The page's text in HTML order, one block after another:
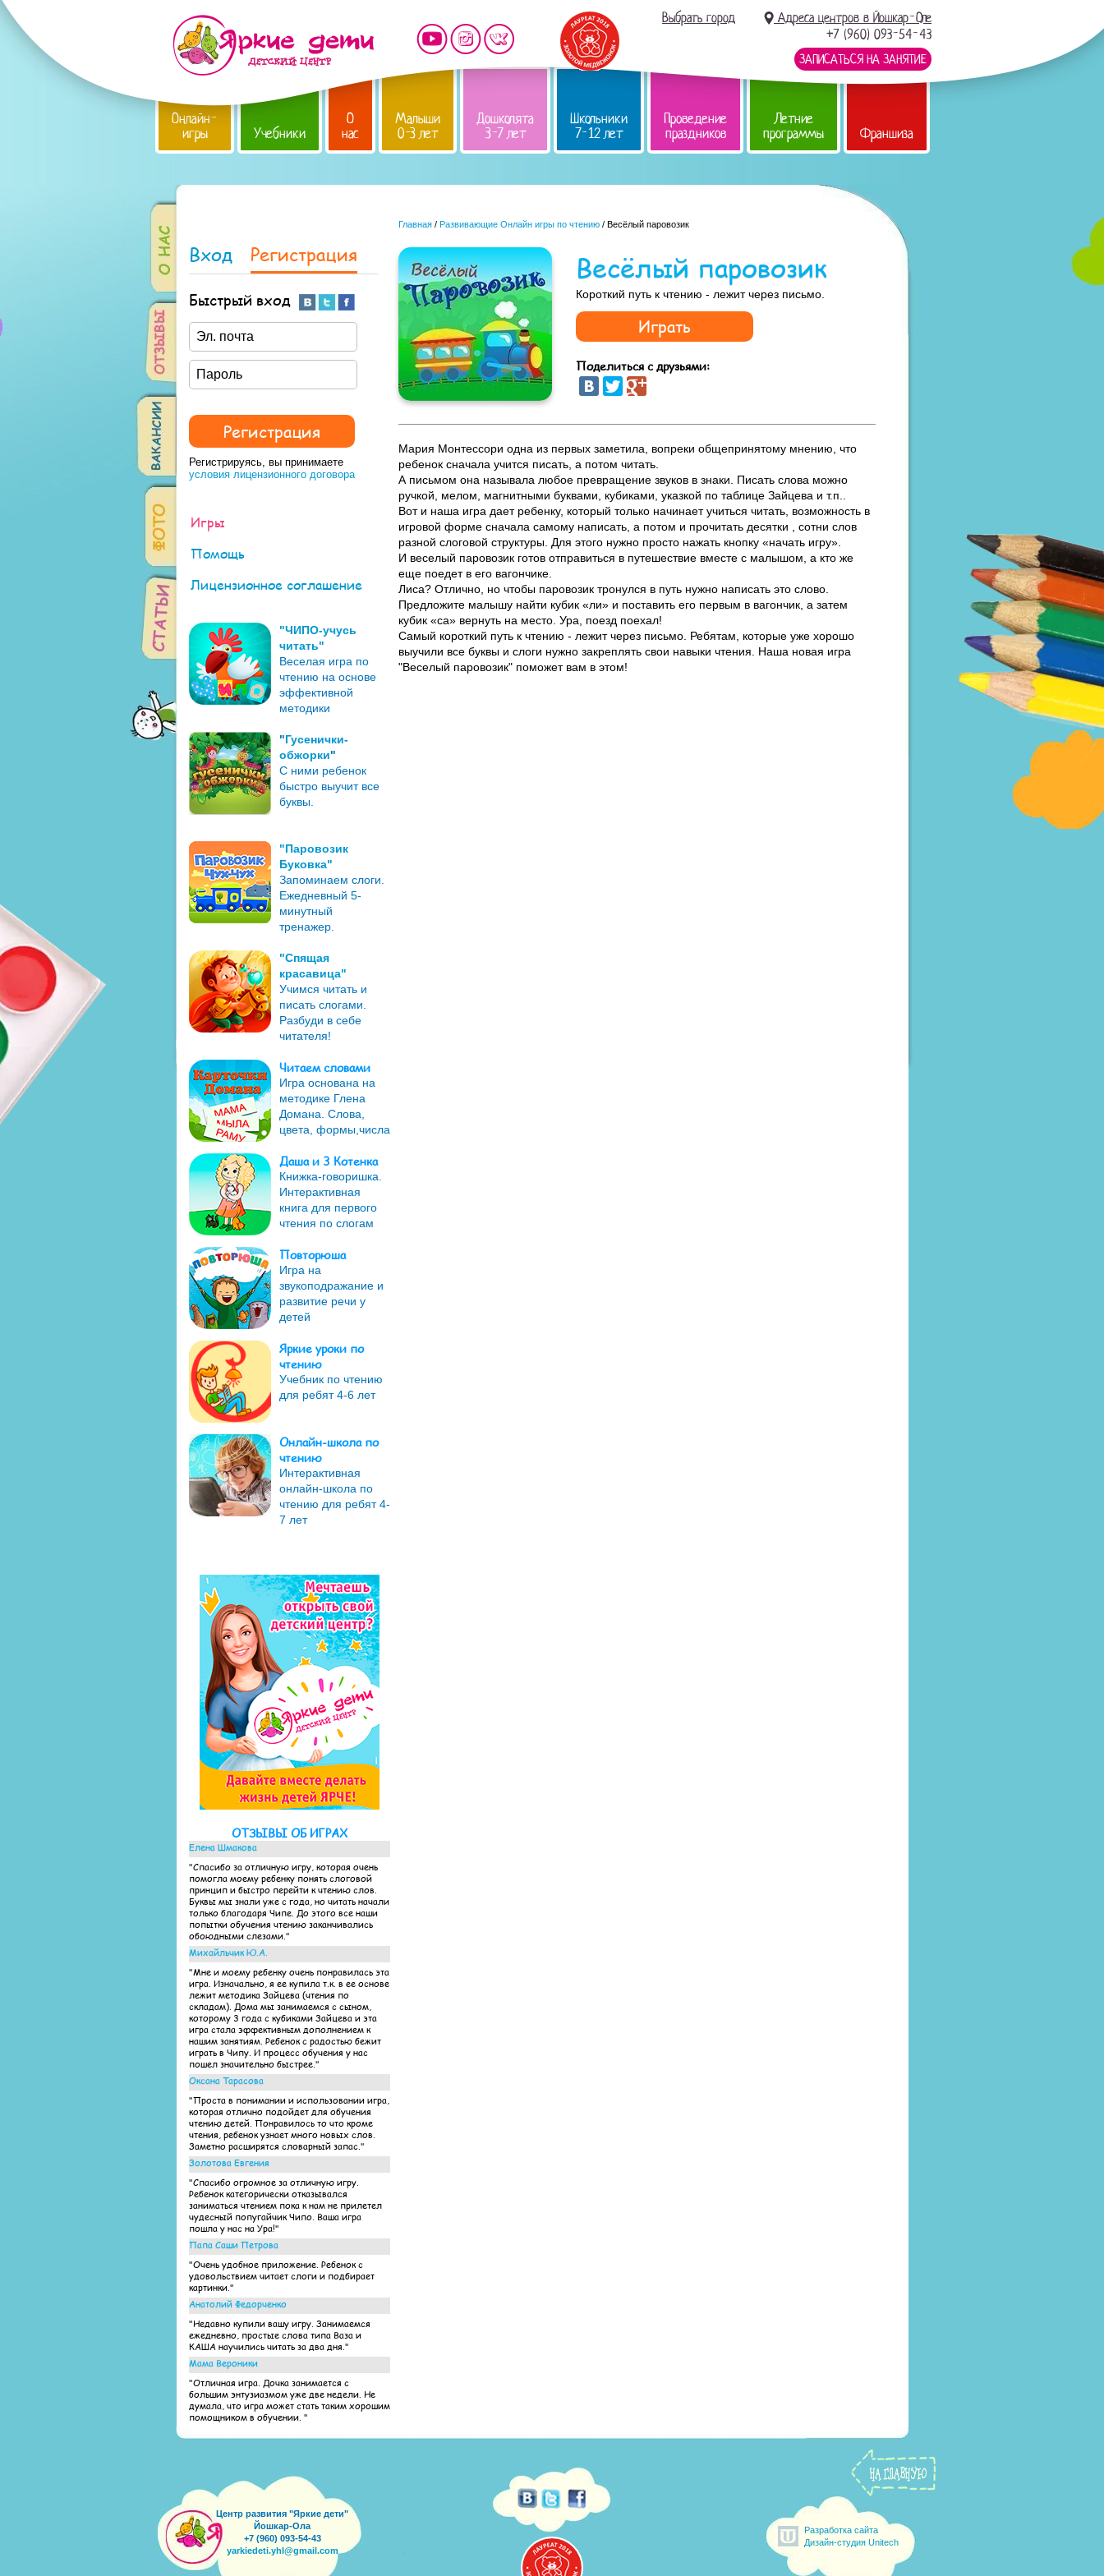
Выбрать город
Адреса центров в Йошкар-Оле
+7 (960) 093-54-43
ЗАПИСАТЬСЯ НА ЗАНЯТИЕ
Онлайн-
игры Учебники
О
нас
Малыши
0-3 лет
Дошколята
3-7 лет
Школьники
7-12 лет
Проведение
праздников
Летние
программы Франшиза
Вход Регистрация
Быстрый вход
Регистрируясь, вы принимаете
условия лицензионного договора
Игры
Помощь
Лицензионное соглашение
"ЧИПО-учусь
читать"
Веселая игра по
чтению на основе
эффективной
методики
"Гусенички-
обжорки"
С ними ребенок
быстро выучит все
буквы.
"Паровозик
Буковка"
Запоминаем слоги.
Ежедневный 5-
минутный
тренажер.
"Спящая
красавица"
Учимся читать и
писать слогами.
Разбуди в себе
читателя!
Читаем словами
Игра основана на
методике Глена
Домана. Слова,
цвета, формы,числа
Даша и 3 Котенка
Книжка-говоришка.
Интерактивная
книга для первого
чтения по слогам
Повторюша
Игра на
звукоподражание и
развитие речи у
детей
Яркие уроки по
чтению
Учебник по чтению
для ребят 4-6 лет
Онлайн-школа по
чтению
Интерактивная
онлайн-школа по
чтению для ребят 4-
7 лет
ОТЗЫВЫ ОБ ИГРАХ
Елена Шмакова
"Спасибо за отличную игру, которая очень
помогла моему ребенку понять слоговой
принцип и быстро перейти к чтению слов.
Буквы мы знали уже с года, но читать начали
только благодаря Чипе. До этого все наши
попытки обучения чтению заканчивались
обоюдными слезами."
Михайльчик Ю.А.
"Мне и моему ребенку очень понравилась эта
игра. Изначально, я ее купила т.к. в ее основе
лежит методика Зайцева (чтения по
складам). Дома мы занимаемся с сыном,
которому 3 года с кубиками Зайцева и эта
игра стала эффективным дополнением к
нашим занятиям. Ребенок с радостью бежит
играть в Чипу. И процесс обучения у нас
пошел значительно быстрее."
Оксана Тарасова
"Проста в понимании и использовании игра,
которая отлично подойдет для обучения
чтению детей. Понравилось то что кроме
чтения, ребенок узнает много новых слов.
Заметно расширятся словарный запас."
Золотова Евгения
"Спасибо огромное за отличную игру.
Ребенок категорически отказывался
заниматься чтением пока к нам не прилетел
чудесный попугайчик Чипо. Ваша игра
пошла у нас на Ура!"
Папа Саши Петрова
"Очень удобное приложение. Ребенок с
удовольствием читает слоги и подбирает
картинки."
Анатолий Федорченко
"Недавно купили вашу игру. Занимаемся
ежедневно, простые слова типа Ваза и
КАША научились читать за два дня."
Мама Вероники
"Отличная игра. Дочка занимается с
большим энтузиазмом уже две недели. Не
думала, что игра может стать таким хорошим
помощником в обучении. "
Главная / Развивающие Онлайн игры по чтению / Весёлый паровозик
Весёлый паровозик
Короткий путь к чтению - лежит через письмо.
Играть
Поделиться с друзьями:
Мария Монтессори одна из первых заметила, вопреки общепринятому мнению, что
ребенок сначала учится писать, а потом читать.
А письмом она называла любое превращение звуков в знаки. Писать слова можно
ручкой, мелом, магнитными буквами, кубиками, указкой по таблице Зайцева и т.п..
Вот и наша игра дает ребенку, который только начинает учиться читать, возможность в
игровой форме сначала самому написать, а потом и прочитать десятки , сотни слов
разной слоговой структуры. Для этого нужно просто нажать кнопку «начать игру».
И веселый паровозик готов отправиться в путешествие вместе с малышом, а кто же
еще поедет в его вагончике.
Лиса? Отлично, но чтобы паровозик тронулся в путь нужно написать это слово.
Предложите малышу найти кубик «ли» и поставить его первым в вагончик, а затем
кубик «са» вернуть на место. Ура, поезд поехал!
Самый короткий путь к чтению - лежит через письмо. Ребятам, которые уже хорошо
выучили все буквы и слоги нужно закреплять свои навыки чтения. Наша новая игра
"Веселый паровозик" поможет вам в этом!
Центр развития "Яркие дети"
Йошкар-Ола
+7 (960) 093-54-43
yarkiedeti.yhl@gmail.com
Разработка сайта
Дизайн-студия Unitech